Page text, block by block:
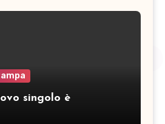
singolo è